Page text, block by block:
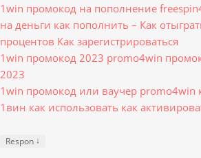
1win промокод на пополнение
на деньги как пополнить – Как
процентов Как зарегистрироваться
1win промокод 2023 promo4win
2023
1win промокод или ваучер promo4win
1вин как использовать как
Respon ↓